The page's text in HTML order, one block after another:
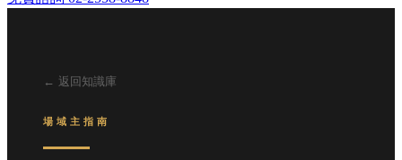
← 返回知識庫
場域主指南